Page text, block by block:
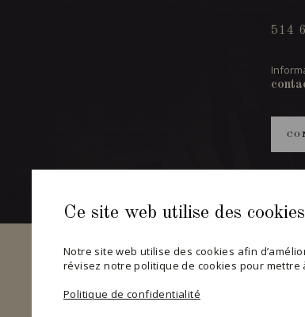
Ce site web utilise des
Notre site web utilise des cookies afin
révisez notre politique de cookies pour
Politique de confidentialité
514